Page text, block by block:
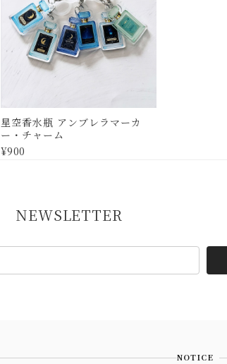
星空香水瓶 アンブレラマーカ
ー・チャーム
¥900
NEWSLETTER
NOTICE